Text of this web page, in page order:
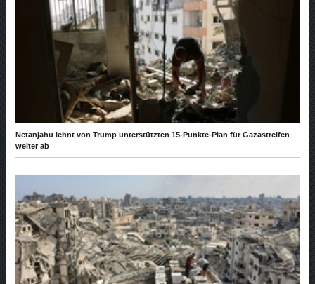
Netanjahu lehnt von Trump unterstützten 15-Punkte-Plan für Gazastreifen
weiter ab